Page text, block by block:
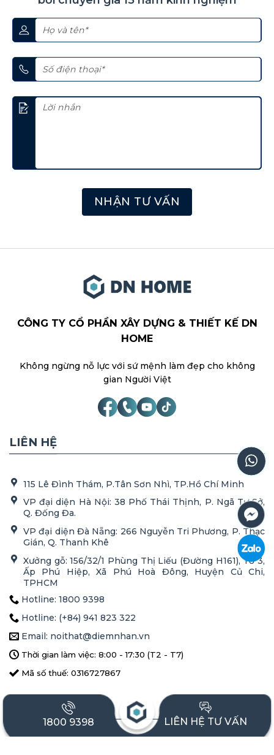
NHẬN TƯ VẤN
CÔNG TY CỔ PHẦN XÂY DỰNG & THIẾT KẾ DN
HOME
Không ngừng nỗ lực với sứ mệnh làm đẹp cho không
gian Người Việt
LIÊN HỆ
115 Lê Đình Thám, P.Tân Sơn Nhì, TP.Hồ Chí Minh
VP đại diện Hà Nội: 38 Phố Thái Thịnh, P. Ngã Tư Sở,
Q. Đống Đa.
VP đại diện Đà Nẵng: 266 Nguyễn Tri Phương, P. Thạc
Gián, Q. Thanh Khê
Xưởng gỗ: 156/32/1 Phùng Thị Liếu (Đường H161), Tổ 3,
Ấp Phú Hiệp, Xã Phú Hoà Đông, Huyện Củ Chi,
TPHCM
Hotline: 1800 9398
Hotline: (+84) 941 823 322
Email: noithat@diemnhan.vn
Thời gian làm việc: 8:00 - 17:30 (T2 - T7)
Mã số thuế: 0316727867
DỊCH VỤ NỔI BẬT
1800 9398 LIÊN HỆ TƯ VẤN